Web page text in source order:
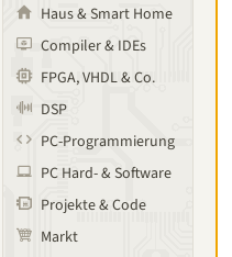
Haus & Smart Home
Compiler & IDEs
FPGA, VHDL & Co.
DSP
PC-Programmierung
PC Hard- & Software
Projekte & Code
Markt